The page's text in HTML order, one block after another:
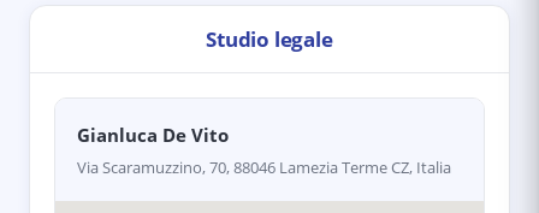
Studio legale
Gianluca De Vito
Via Scaramuzzino, 70, 88046 Lamezia Terme CZ, Italia